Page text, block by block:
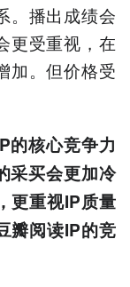
。播出成绩会
更受重视，在
加。但价格受
的核心竞争力
采买会更加冷
更重视IP质量
瓣阅读IP的竞